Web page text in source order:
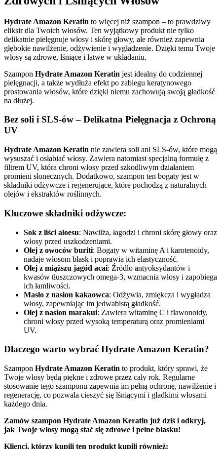
Hydrate Amazon Keratin to więcej niż szampon – to prawdziwy
eliksir dla Twoich włosów. Ten wyjątkowy produkt nie tylko
delikatnie pielęgnuje włosy i skórę głowy, ale również zapewnia
głębokie nawilżenie, odżywienie i wygładzenie. Dzięki temu Twoje
włosy są zdrowe, lśniące i łatwe w układaniu.
Szampon Hydrate Amazon Keratin jest idealny do codziennej
pielęgnacji, a także wydłuża efekt po zabiegu keratynowego
prostowania włosów, które dzięki niemu zachowują swoją gładkość
na dłużej.
Bez soli i SLS-ów – Delikatna Pielęgnacja z Ochroną
UV
Hydrate Amazon Keratin nie zawiera soli ani SLS-ów, które mogą
wysuszać i osłabiać włosy. Zawiera natomiast specjalną formułę z
filtrem UV, która chroni włosy przed szkodliwym działaniem
promieni słonecznych. Dodatkowo, szampon ten bogaty jest w
składniki odżywcze i regenerujące, które pochodzą z naturalnych
olejów i ekstraktów roślinnych.
Kluczowe składniki odżywcze:
Sok z liści aloesu: Nawilża, łagodzi i chroni skórę głowy oraz
włosy przed uszkodzeniami.
Olej z owoców buriti: Bogaty w witaminę A i karotenoidy,
nadaje włosom blask i poprawia ich elastyczność.
Olej z miąższu jagód acai: Źródło antyoksydantów i
kwasów tłuszczowych omega-3, wzmacnia włosy i zapobiega
ich łamliwości.
Masło z nasion kakaowca: Odżywia, zmiękcza i wygładza
włosy, zapewniając im jedwabistą gładkość.
Olej z nasion marakui: Zawiera witaminę C i flawonoidy,
chroni włosy przed wysoką temperaturą oraz promieniami
UV.
Dlaczego warto wybrać Hydrate Amazon Keratin?
Szampon Hydrate Amazon Keratin to produkt, który sprawi, że
Twoje włosy będą piękne i zdrowe przez cały rok. Regularne
stosowanie tego szamponu zapewnia im pełną ochronę, nawilżenie i
regenerację, co pozwala cieszyć się lśniącymi i gładkimi włosami
każdego dnia.
Zamów szampon Hydrate Amazon Keratin już dziś i odkryj,
jak Twoje włosy mogą stać się zdrowe i pełne blasku!
Klienci, którzy kupili ten produkt kupili również: